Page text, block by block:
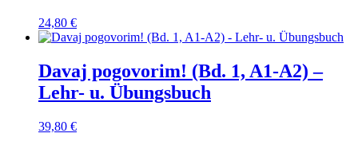
24,80 €
Davaj pogovorim! (Bd. 1, A1-A2) –
Lehr- u. Übungsbuch
39,80 €